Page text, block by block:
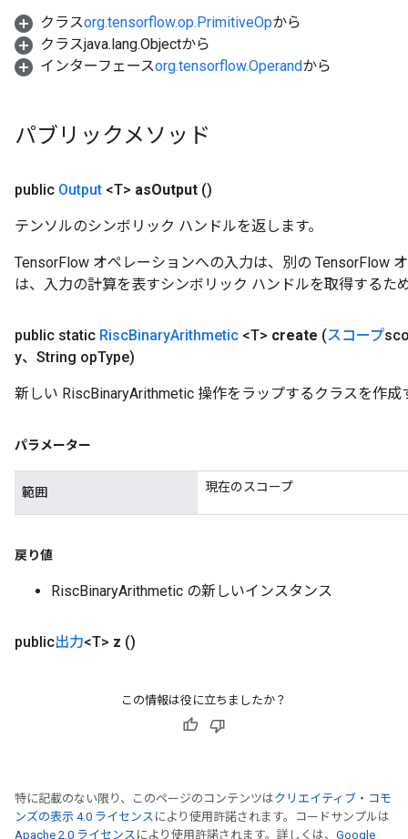
クラスorg.tensorflow.op.PrimitiveOpから
クラスjava.lang.Objectから
インターフェースorg.tensorflow.Operandから
パブリックメソッド
public Output <T> asOutput ()
テンソルのシンボリック ハンドルを返します。
TensorFlow オペレーションへの入力は、別の TensorFlow
は、入力の計算を表すシンボリック ハンドルを取得するた
public static RiscBinaryArithmetic <T> create (スコープ
y、String opType)
新しい RiscBinaryArithmetic 操作をラップするクラスを作
パラメーター
範囲 現在のスコープ
戻り値
RiscBinaryArithmetic の新しいインスタンス
public出力<T> z ()
この情報は役に立ちましたか？
特に記載のない限り、このページのコンテンツはクリエイティブ・コモ
ンズの表示 4.0 ライセンス により使用許諾されます。コードサンプルは
Apache 2.0 ライセンス により使用許諾されます。詳しくは、 Google